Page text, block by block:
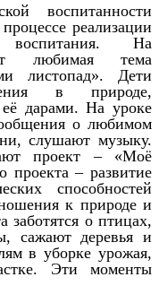
воспитанности
реализации
воспитания. На
любимая тема
листопад». Дети
в природе,
дарами. На уроке
о любимом
слушают музыку.
проект – «Моё
проекта – развитие
способностей
к природе и
о птицах,
сажают деревья и
в уборке урожая,
Эти моменты